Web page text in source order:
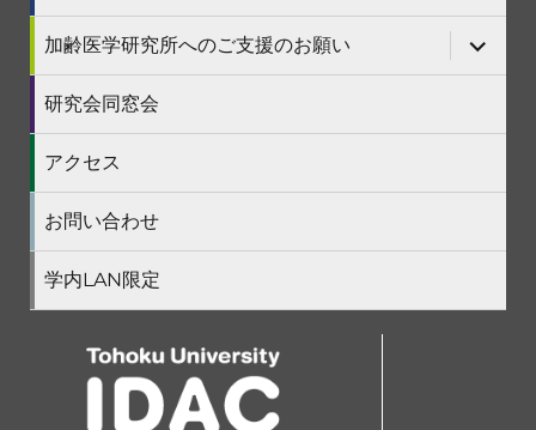
開
ー
を
展
開
加齢医学研究所へのご支援のお願い
サ
ブ
メ
ー
開
研究会同窓会
アクセス
お問い合わせ
学内LAN限定